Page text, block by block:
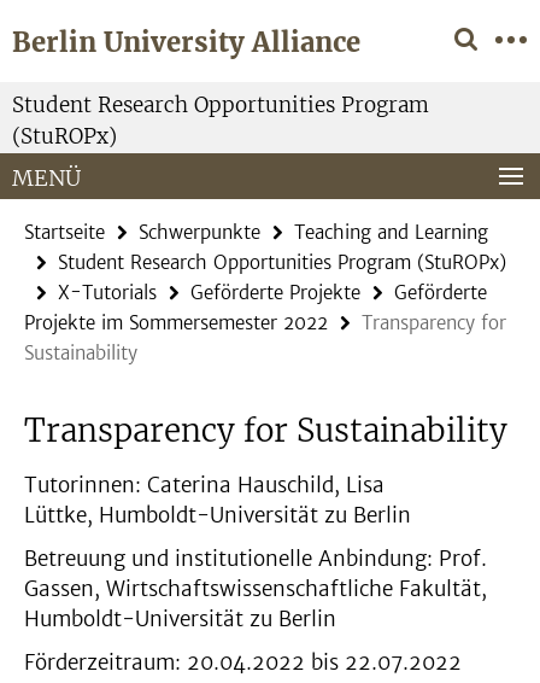
direkt
Inhalt
Berlin University Alliance
Service-
Navigation
Student Research Opportunities Program
(StuROPx)
MENÜ
Startseite Schwerpunkte
Teaching and Learning
Student Research Opportunities Program (StuROPx)
X-Tutorials
Geförderte Projekte
Geförderte
Projekte im Sommersemester 2022
Transparency for
Sustainability
Transparency for Sustainability
Tutorinnen: Caterina Hauschild, Lisa
Lüttke, Humboldt-Universität zu Berlin
Betreuung und institutionelle Anbindung: Prof.
Gassen, Wirtschaftswissenschaftliche Fakultät,
Humboldt-Universität zu Berlin
Förderzeitraum: 20.04.2022 bis 22.07.2022